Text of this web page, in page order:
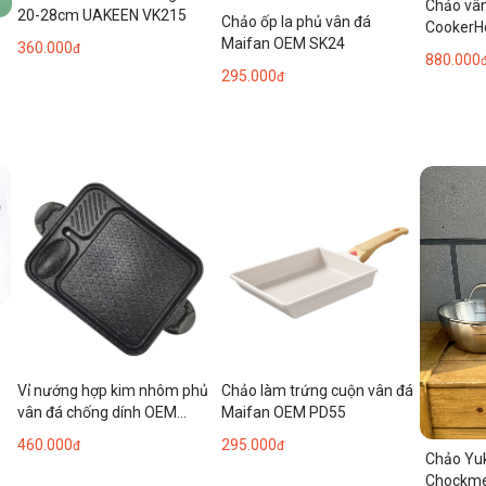
20-28cm UAKEEN VK215
360.000đ
Chảo ốp la phủ vân đá
Maifan OEM SK24
295.000đ
Chảo
880.000
Vỉ nướng hợp kim nhôm phủ
vân đá chống dính OEM
460.000đ
Chảo làm trứng cuộn vân đá
Maifan OEM PD55
295.000đ
Chảo